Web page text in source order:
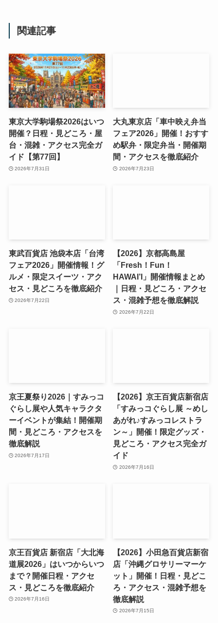
関連記事
東京大学駒場祭2026はいつ
開催？日程・見どころ・屋
台・混雑・アクセス完全ガ
イド【第77回】
2026年7月31日
大丸東京店「車中映え弁当
フェア2026」開催！おすす
め駅弁・限定弁当・開催期
間・アクセスを徹底紹介
2026年7月23日
東武百貨店 池袋本店「台湾
フェア2026」開催情報！グ
ルメ・限定スイーツ・アク
セス・見どころを徹底紹介
2026年7月22日
【2026】京都高島屋
「Fresh！Fun！
HAWAI’I」開催情報まとめ
｜日程・見どころ・アクセ
ス・混雑予想を徹底解説
2026年7月22日
京王夏祭り2026｜すみっコ
ぐらし展や人気キャラクタ
ーイベントが集結！開催期
間・見どころ・アクセスを
徹底解説
2026年7月17日
【2026】京王百貨店新宿店
「すみっコぐらし展 ～めし
あがれ♪すみっコレストラ
ン～」開催！限定グッズ・
見どころ・アクセス完全ガ
イド
2026年7月16日
京王百貨店 新宿店「大北海
道展2026」はいつからいつ
まで？開催日程・アクセ
ス・見どころを徹底紹介
2026年7月16日
【2026】小田急百貨店新宿
店「沖縄グロサリーマーケ
ット」開催！日程・見どこ
ろ・アクセス・混雑予想を
徹底解説
2026年7月15日